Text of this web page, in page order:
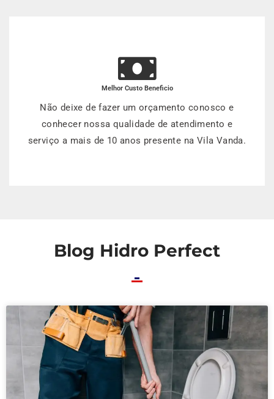
Melhor Custo Beneficio
Não deixe de fazer um orçamento conosco e
conhecer nossa qualidade de atendimento e
serviço a mais de 10 anos presente na Vila Vanda.
Blog Hidro Perfect